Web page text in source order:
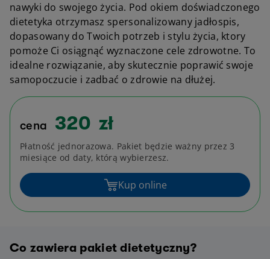
nawyki do swojego życia. Pod okiem doświadczonego
dietetyka otrzymasz spersonalizowany jadłospis,
dopasowany do Twoich potrzeb i stylu życia, ktory
pomoże Ci osiągnąć wyznaczone cele zdrowotne. To
idealne rozwiązanie, aby skutecznie poprawić swoje
samopoczucie i zadbać o zdrowie na dłużej.
cena 320 zł
Płatność jednorazowa. Pakiet będzie ważny przez 3
miesiące od daty, którą wybierzesz.
Kup online
Co zawiera pakiet dietetyczny?